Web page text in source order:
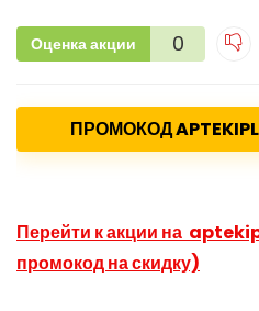
Оценка акции 0
ПРОМОКОД
Перейти к акции на
промокод на скидку)